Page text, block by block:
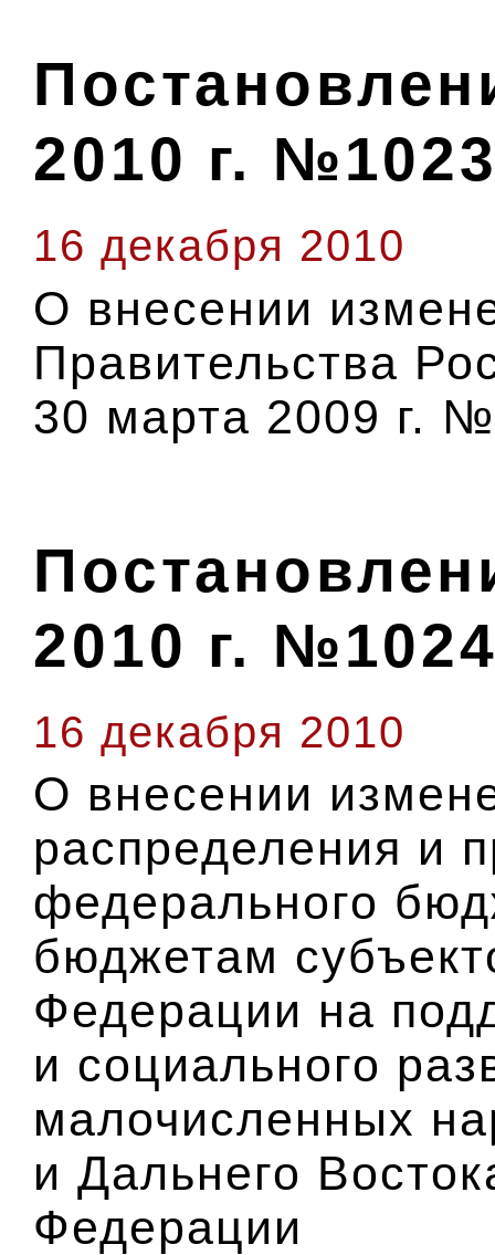
2010 г.
16 декабря 2010
О внесении
Правительства
30 марта 2009 г.
2010 г.
16 декабря 2010
О внесении
распределения и
федерального
бюджетам
Федерации на
и социального
малочисленных
и Дальнего
Федерации